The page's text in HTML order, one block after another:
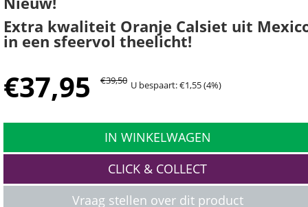
Extra kwaliteit Oranje Calsiet uit
in een sfeervol theelicht!
€37,95 €39,50 U bespaart:€1,55(4%)
IN WINKELWAGEN
CLICK & COLLECT
Vraag stellen over dit product